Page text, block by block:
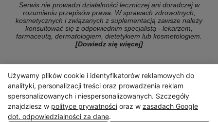
Serwis nie prowadzi działalności leczniczej ani doradczej w
rozumieniu przepisów prawa. W sprawach zdrowotnych,
kosmetycznych i związanych z suplementacją zawsze należy
konsultować się z odpowiednim specjalistą - lekarzem,
farmaceutą, dermatologiem, dietetykiem lub kosmetologiem.
[Dowiedz się więcej]
© Copyright 2026 ranking-konsumencki.pl
Używamy plików cookie i identyfikatorów reklamowych do
analityki, personalizacji treści oraz prowadzenia reklam
spersonalizowanych i niespersonalizowanych. Szczegóły
znajdziesz w polityce prywatności oraz w zasadach Google
dot. odpowiedzialności za dane.